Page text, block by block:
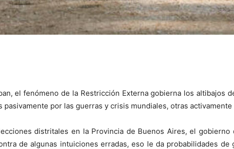
el fenómeno de la Restricción Externa gobierna los altibajos
por las guerras y crisis mundiales, otras
distritales en la Provincia de Buenos Aires, el
de algunas intuiciones erradas, eso le da probabilidades de